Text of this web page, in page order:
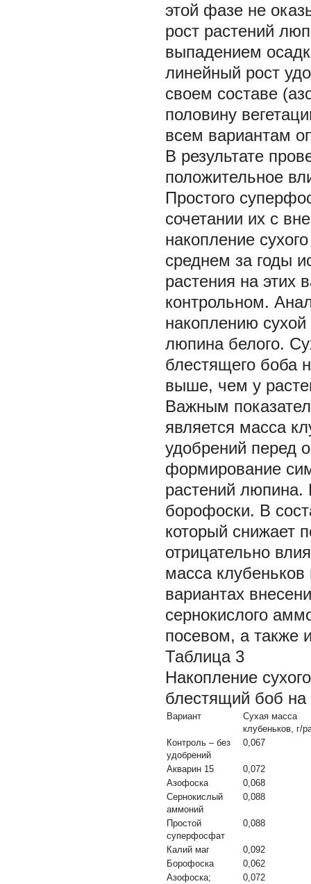
этой фазе не
рост растений
выпадением
линейный рост
своем составе
половину
всем вариантам
В результате
положительное
Простого
сочетании их с
накопление
среднем за годы
растения на этих
контрольном.
накоплению
люпина белого.
блестящего боба
выше, чем у
Важным
является масса
удобрений перед
формирование
растений люпина.
борофоски. В
который снижает
отрицательно
масса
вариантах
сернокислого
посевом, а также
Таблица 3
Накопление
блестящий боб на
Вариант
Сухая масса
клубеньков, г/
Контроль – без
удобрений
0,067
Акварин 15
0,072
Азофоска
0,068
Сернокислый
аммоний
0,088
Простой
суперфосфат
0,088
Калий маг
0,092
Борофоска
0,062
Азофоска;
0,072